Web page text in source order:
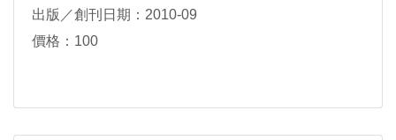
出版／創刊日期：2010-09
價格：100